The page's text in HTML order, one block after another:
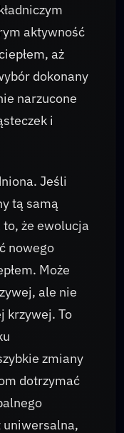
aktywność
aż
dokonany
narzucone
i
Jeśli
tą samą
że ewolucja
nowego
Może
ale nie
krzywej. To
zmiany
dotrzymać